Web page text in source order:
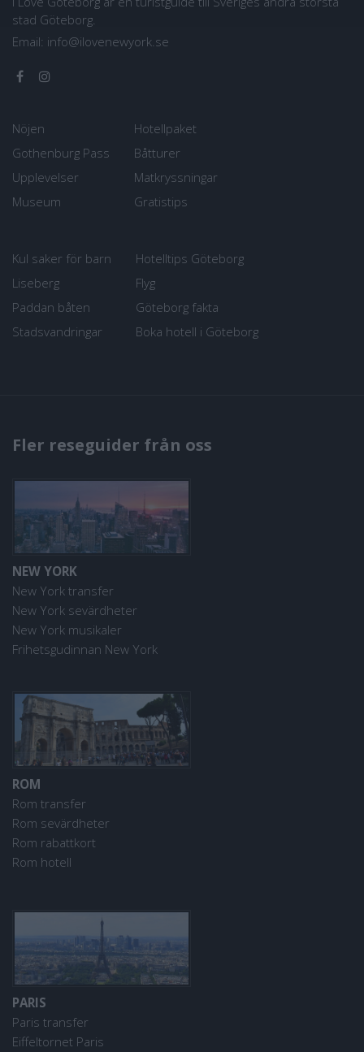
stad Göteborg.
Email: info@ilovenewyork.se
Nöjen
Gothenburg Pass
Upplevelser
Museum
Hotellpaket
Båtturer
Matkryssningar
Gratistips
Kul saker för barn
Liseberg
Paddan båten
Stadsvandringar
Hotelltips Göteborg
Flyg
Göteborg fakta
Boka hotell i Göteborg
Fler reseguider från oss
NEW YORK
New York transfer
New York sevärdheter
New York musikaler
Frihetsgudinnan New York
ROM
Rom transfer
Rom sevärdheter
Rom rabattkort
Rom hotell
PARIS
Paris transfer
Eiffeltornet Paris